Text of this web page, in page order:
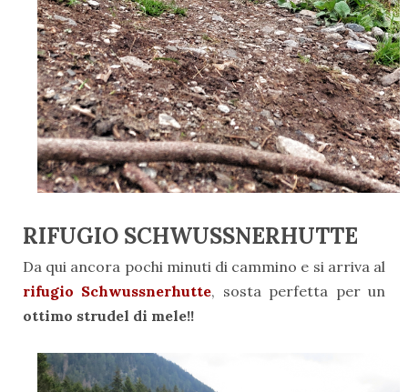
RIFUGIO SCHWUSSNERHUTTE
Da qui ancora pochi minuti di cammino e si arriva al
rifugio Schwussnerhutte, sosta perfetta per un
ottimo strudel di mele!!